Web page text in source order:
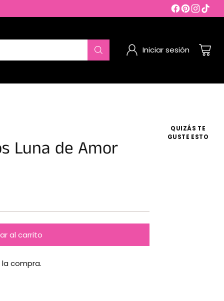
Iniciar sesión
Luna de Amor
al carrito
compra.
QUIZÁS TE
GUSTE ESTO